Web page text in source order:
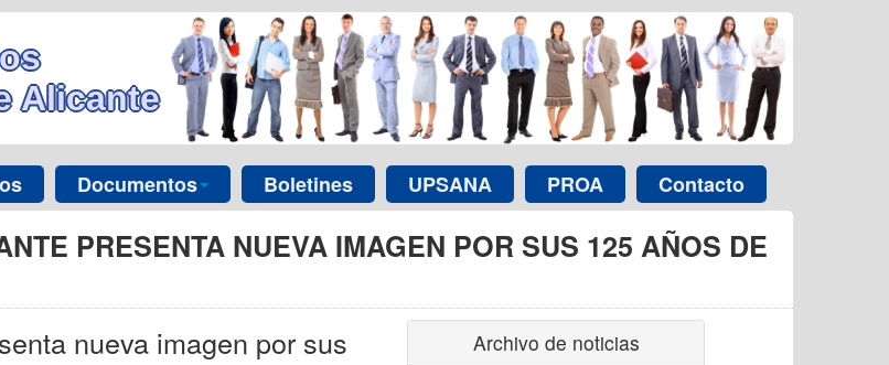
Alicante
Documentos Boletines UPSANA PROA Contacto
PRESENTA NUEVA IMAGEN POR SUS 125 AÑOS DE
nueva imagen por sus
Archivo de noticias